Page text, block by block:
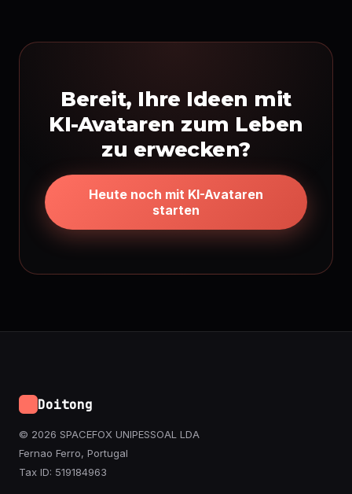
Bereit, Ihre Ideen mit
KI-Avataren zum Leben
zu erwecken?
Heute noch mit KI-Avataren
starten
Doitong
© 2026 SPACEFOX UNIPESSOAL LDA
Fernao Ferro, Portugal
Tax ID: 519184963